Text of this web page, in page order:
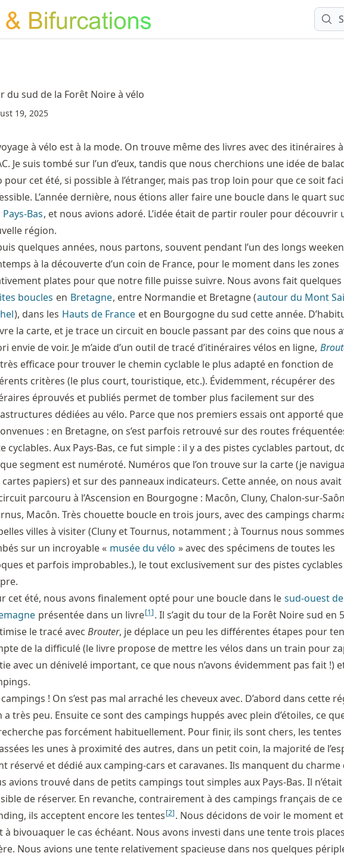
du sud de la Forêt Noire à vélo
19, 2025
à vélo est à la mode. On trouve même des livres avec des itinéraires
Je suis tombé sur l’un d’eux, tandis que nous cherchions une idée de
pour cet été, si possible à l’étranger, mais pas trop loin pour que ce soit
L’année dernière, nous étions aller faire une boucle dans le quart
Pays-Bas, et nous avions adoré. L’idée était de partir rouler pour découvrir
région.
quelques années, nous partons, souvent pendant l’un des longs
à la découverte d’un coin de France, pour le moment dans les zones
plates pour que notre fille puisse suivre. Nous avons fait quelques
boucles en Bretagne, entre Normandie et Bretagne (autour du Mont
), dans les Hauts de France et en Bourgogne du sud cette année.
la carte, et je trace un circuit en boucle passant par des coins que nous
envie de voir. Je m’aide d’un outil de tracé d’itinéraires vélos en ligne,
efficace pour trouver le chemin cyclable le plus adapté en fonction de
critères (le plus court, touristique, etc.). Évidemment, récupérer des
éprouvés et publiés permet de tomber plus facilement sur des
dédiées au vélo. Parce que nos premiers essais ont apporté
: en Bretagne, on s’est parfois retrouvé sur des routes
cyclables. Aux Pays-Bas, ce fut simple : il y a des pistes cyclables partout,
segment est numéroté. Numéros que l’on trouve sur la carte (je
cartes papiers) et sur des panneaux indicateurs. Cette année, on nous
parcouru à l’Ascension en Bourgogne : Macôn, Cluny, Chalon-sur-
Macôn. Très chouette boucle en trois jours, avec des campings
villes à visiter (Cluny et Tournus, notamment ; à Tournus nous sommes
sur un incroyable « musée du vélo » avec des spécimens de toutes les
et parfois improbables.), le tout exclusivement sur des pistes
cet été, nous avons finalement opté pour une boucle dans le sud-ouest de
présentée dans un livre[1]. Il s’agit du tour de la Forêt Noire sud en
le tracé avec Brouter, je déplace un peu les différentes étapes pour
de la difficulé (le livre propose de mettre les vélos dans un train pour
avec un dénivelé important, ce que nous n’avons évidemment pas fait !)
campings ! On s’est pas mal arraché les cheveux avec. D’abord dans cette
a très peu. Ensuite ce sont des campings huppés avec plein d’étoiles, ce
pas forcément habituellement. Pour finir, ils sont chers, les
les unes à proximité des autres, dans un petit coin, la majorité de
réservé et dédié aux camping-cars et caravanes. Ils manquent du charme
avions trouvé dans de petits campings tout simples aux Pays-Bas. Il n’était
de réserver. En revanche, contrairement à des campings français de ce
ils acceptent encore les tentes[2]. Nous décidons de voir le moment et
à bivouaquer le cas échéant. Nous avons investi dans une tente trois places
Nous avions une tente relativement spacieuse dans nos quelques